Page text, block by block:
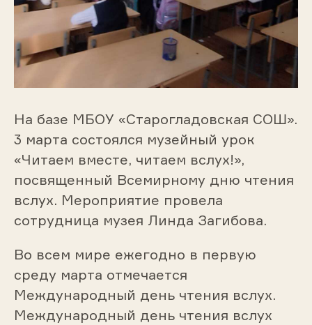
На базе МБОУ «Старогладовская СОШ».
3 марта состоялся музейный урок
«Читаем вместе, читаем вслух!»,
посвященный Всемирному дню чтения
вслух. Мероприятие провела
сотрудница музея Линда Загибова.
Во всем мире ежегодно в первую
среду марта отмечается
Международный день чтения вслух.
Международный день чтения вслух